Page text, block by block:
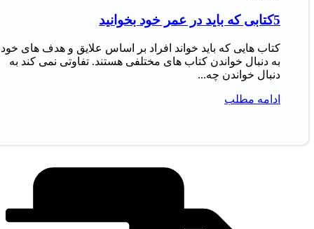
5کتابی که باید در عمر خود بخوانید
کتاب‌ هایی که باید خواند افراد بر اساس علایق و هدف‌ های خود
به دنبال خواندن کتاب‌ های مختلفی هستند. تفاوتی نمی‌ کند به
دنبال خواندن چه...
ادامه مطلب